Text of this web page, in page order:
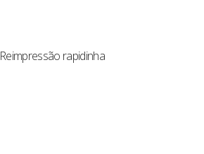
Reimpressão rapidinha